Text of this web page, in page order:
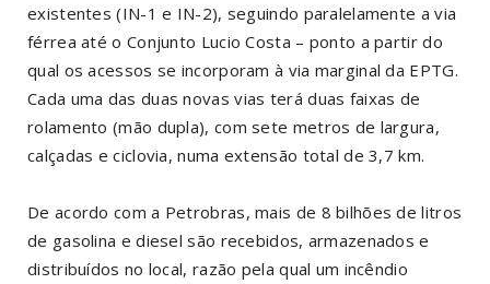
existentes (IN-1 e IN-2), seguindo paralelamente a via
férrea até o Conjunto Lucio Costa – ponto a partir do
qual os acessos se incorporam à via marginal da EPTG.
Cada uma das duas novas vias terá duas faixas de
rolamento (mão dupla), com sete metros de largura,
calçadas e ciclovia, numa extensão total de 3,7 km.
De acordo com a Petrobras, mais de 8 bilhões de litros
de gasolina e diesel são recebidos, armazenados e
distribuídos no local, razão pela qual um incêndio